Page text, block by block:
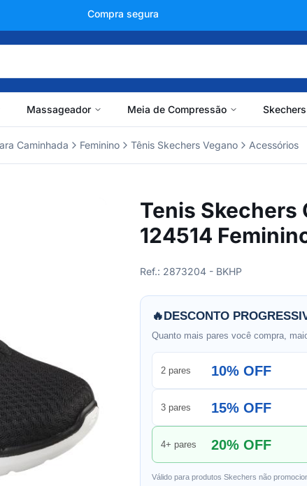
+150 mil avaliações
Massageador Meia de Compressão Skechers
Caminhada Feminino Tênis Skechers Vegano Acessórios
Tenis Skechers
124514
Ref.: 2873204 - BKHP
🔥DESCONTO
Quanto mais pares você compra,
2 pares 10% OFF
3 pares 15% OFF
4+ pares 20% OFF
Válido para produtos Skechers não